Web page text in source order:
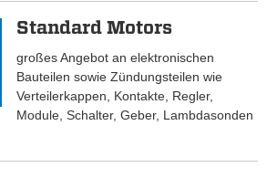
Standard Motors
großes Angebot an elektronischen
Bauteilen sowie Zündungsteilen wie
Verteilerkappen, Kontakte, Regler,
Module, Schalter, Geber, Lambdasonden